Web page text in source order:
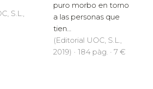
S.L.,
puro morbo en torno
a las personas que
tien...
(Editorial UOC, S.L.,
2019) · 184 pàg. · 7 €